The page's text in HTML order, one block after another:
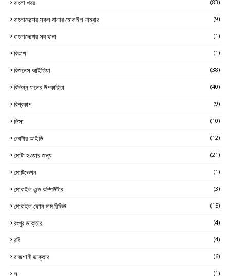
বাংলা খবর (83)
বাংলাদেশের সকল থানার মোবাইল নাম্বার (9)
বাংলাদেশের সব থানা (1)
বিকাশ (1)
বিজনেস আইডিয়া (38)
বিভিন্ন ফলের উপকারিতা (40)
বিশ্বকাপ (9)
ভিসা (10)
ভোটার আইডি (12)
মোটা হওয়ার জন্য (21)
মোটিভেশন (1)
মোবাইল এন্ড কম্পিউটার (3)
মোবাইল ফোন দাম রিভিউ (15)
রংপুর ডাক্তার (4)
রবি (4)
রাজশাহী ডাক্তার (6)
ল (1)